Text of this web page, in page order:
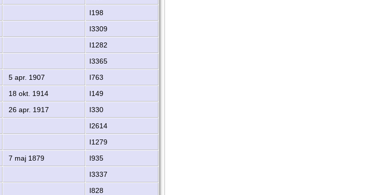
I198
I3309
I1282
I3365
5 apr. 1907
I763
18 okt. 1914
I149
26 apr. 1917
I330
I2614
I1279
7 maj 1879
I935
I3337
I828